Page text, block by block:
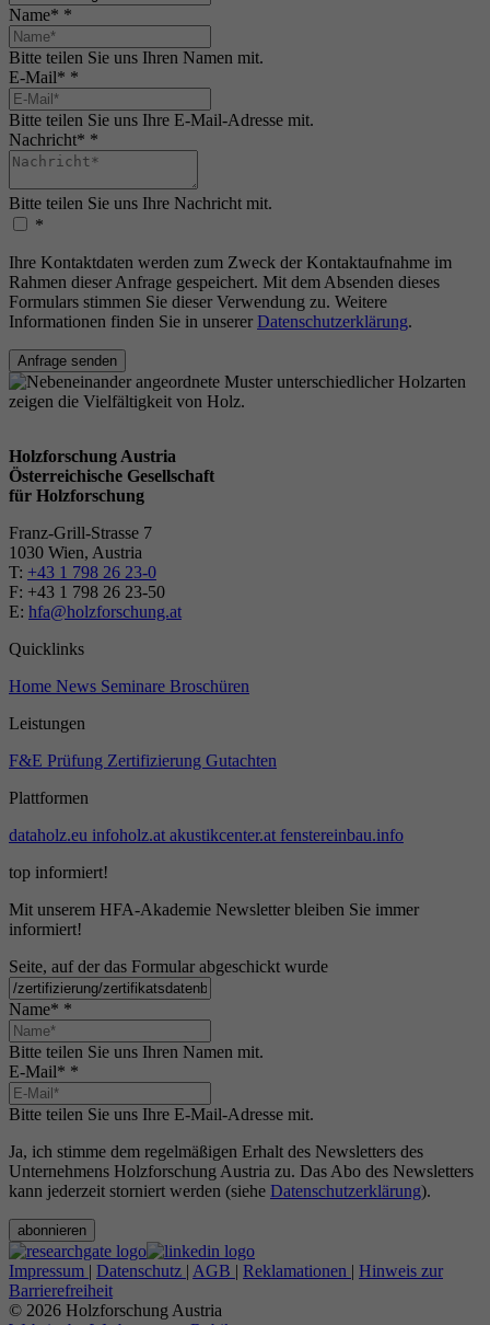
Name* *
Bitte teilen Sie uns Ihren Namen mit.
E-Mail* *
Bitte teilen Sie uns Ihre E-Mail-Adresse mit.
Nachricht* *
Bitte teilen Sie uns Ihre Nachricht mit.
*
Ihre Kontaktdaten werden zum Zweck der Kontaktaufnahme im
Rahmen dieser Anfrage gespeichert. Mit dem Absenden dieses
Formulars stimmen Sie dieser Verwendung zu. Weitere
Informationen finden Sie in unserer Datenschutzerklärung.
Anfrage senden
Holzforschung Austria
Österreichische Gesellschaft
für Holzforschung
Franz-Grill-Strasse 7
1030 Wien, Austria
T: +43 1 798 26 23-0
​​F: +43 1 798 26 23-50
E: hfa@holzforschung.at
Quicklinks
Home News Seminare Broschüren
Leistungen
F&E Prüfung Zertifizierung Gutachten
Plattformen
dataholz.eu infoholz.at akustikcenter.at fenstereinbau.info
top informiert!
Mit unserem HFA-Akademie Newsletter bleiben Sie immer
informiert!
Seite, auf der das Formular abgeschickt wurde
Name* *
Bitte teilen Sie uns Ihren Namen mit.
E-Mail* *
Bitte teilen Sie uns Ihre E-Mail-Adresse mit.
Ja, ich stimme dem regelmäßigen Erhalt des Newsletters des
Unternehmens Holzforschung Austria zu. Das Abo des Newsletters
kann jederzeit storniert werden (siehe Datenschutzerklärung).
abonnieren
Impressum | Datenschutz | AGB | Reklamationen | Hinweis zur
Barrierefreiheit
© 2026 Holzforschung Austria